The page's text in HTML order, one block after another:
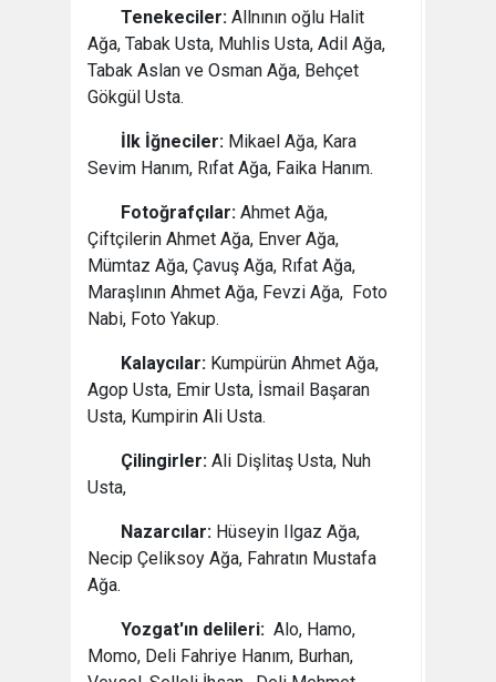
Tenekeciler: Allnının oğlu Halit
Ağa, Tabak Usta, Muhlis Usta, Adil Ağa,
Tabak Aslan ve Osman Ağa, Behçet
Gökgül Usta.
İlk İğneciler: Mikael Ağa, Kara
Sevim Hanım, Rıfat Ağa, Faika Hanım.
Fotoğrafçılar: Ahmet Ağa,
Çiftçilerin Ahmet Ağa, Enver Ağa,
Mümtaz Ağa, Çavuş Ağa, Rıfat Ağa,
Maraşlının Ahmet Ağa, Fevzi Ağa, Foto
Nabi, Foto Yakup.
Kalaycılar: Kumpürün Ahmet Ağa,
Agop Usta, Emir Usta, İsmail Başaran
Usta, Kumpirin Ali Usta.
Çilingirler: Ali Dişlitaş Usta, Nuh
Usta,
Nazarcılar: Hüseyin Ilgaz Ağa,
Necip Çeliksoy Ağa, Fahratın Mustafa
Ağa.
Yozgat'ın delileri: Alo, Hamo,
Momo, Deli Fahriye Hanım, Burhan,